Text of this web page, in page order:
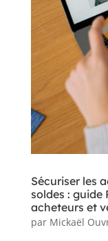
Sécuriser les
soldes : guide
acheteurs et
par Mickaël